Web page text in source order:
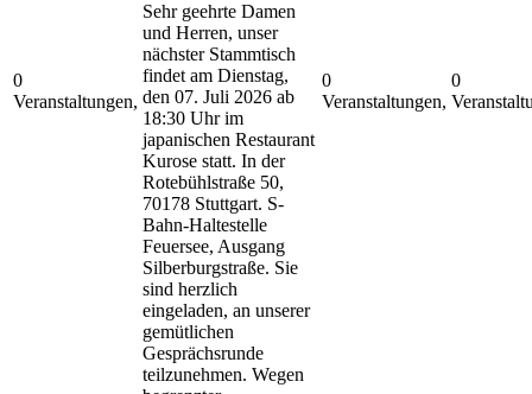
0
Veranstaltungen,
Sehr geehrte Damen
und Herren, unser
nächster Stammtisch
findet am Dienstag,
den 07. Juli 2026 ab
18:30 Uhr im
japanischen Restaurant
Kurose statt. In der
Rotebühlstraße 50,
70178 Stuttgart. S-
Bahn-Haltestelle
Feuersee, Ausgang
Silberburgstraße. Sie
sind herzlich
eingeladen, an unserer
gemütlichen
Gesprächsrunde
teilzunehmen. Wegen
0
Veranstaltungen,
0